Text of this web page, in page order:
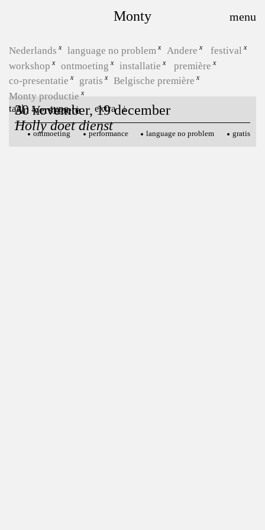
Monty
Nederlands language no problem Andere
festival
workshop
ontmoeting installatie
première
co-presentatie
gratis
Belgische première
Monty productie
taal
type extra
30 november, 19 december
Holly doet dienst
An Verstraete
ontmoeting performance language no problem gratis